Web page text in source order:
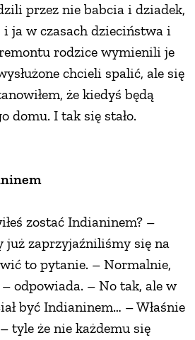
przez nie babcia i dziadek,
ja w czasach dzieciństwa i
remontu rodzice wymienili je
chcieli spalić, ale się
że kiedyś będą
domu. I tak się stało.
zostać Indianinem? –
już zaprzyjaźniliśmy się na
to pytanie. – Normalnie,
odpowiada. – No tak, ale w
być Indianinem… – Właśnie
tyle że nie każdemu się